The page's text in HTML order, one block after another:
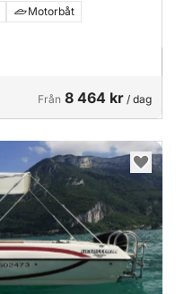
Motorbåt
Från 8 464 kr / dag